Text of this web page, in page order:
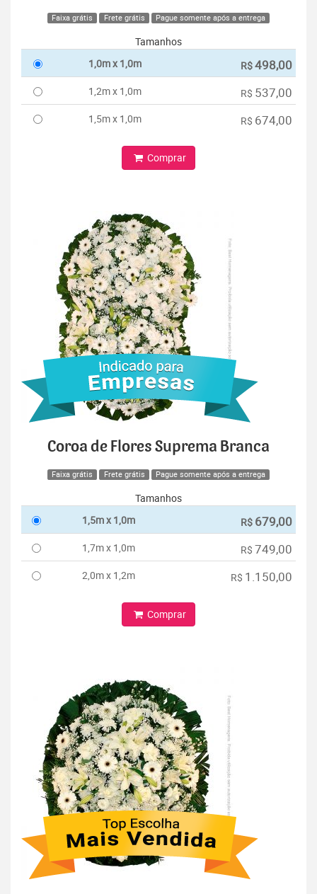
Faixa grátis Frete grátis Pague somente após a entrega
Tamanhos
1,0m x 1,0m
R$498,00
1,2m x 1,0m R$ 537,00
1,5m x 1,0m R$ 674,00
Comprar
Coroa de Flores Suprema Branca
Faixa grátis Frete grátis Pague somente após a entrega
Tamanhos
1,5m x 1,0m
R$ 679,00
1,7m x 1,0m R$ 749,00
2,0m x 1,2m R$ 1.150,00
Comprar